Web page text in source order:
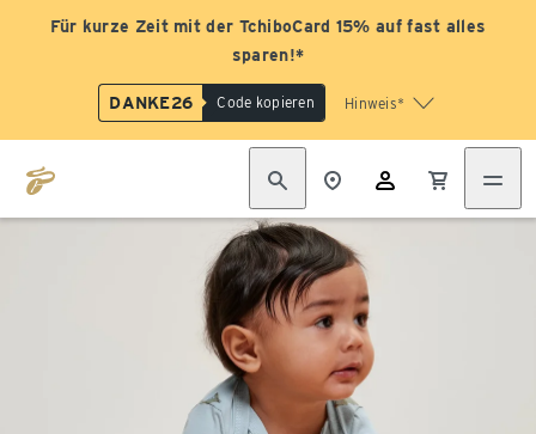
Für kurze Zeit mit der TchiboCard 15% auf fast alles
sparen!*
DANKE26 Code kopieren Hinweis*